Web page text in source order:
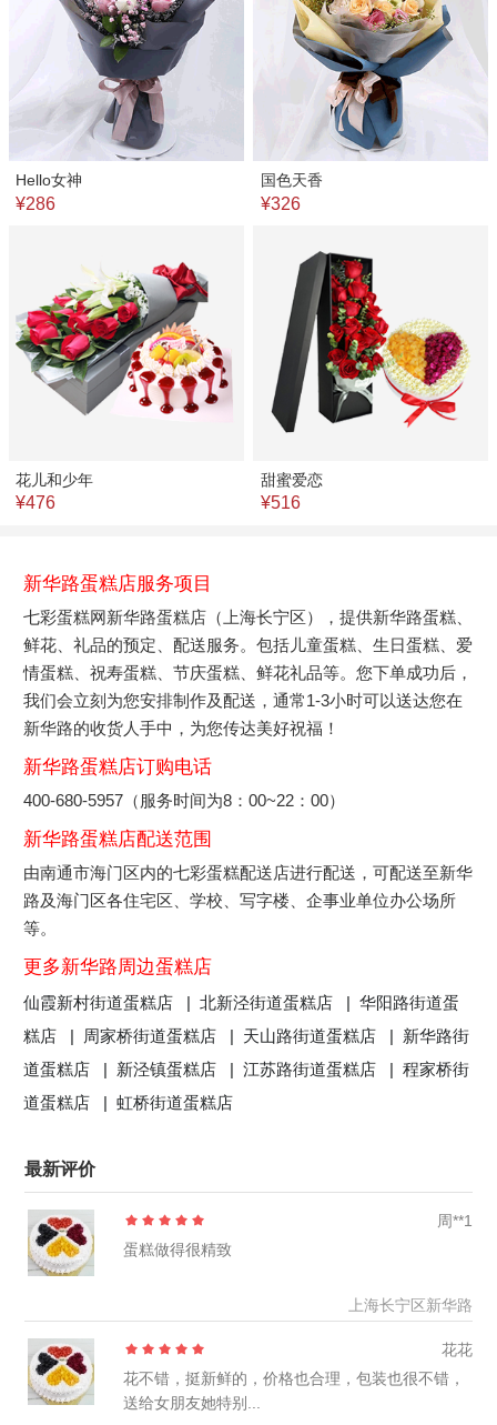
Hello女神
¥286
国色天香
¥326
花儿和少年
¥476
甜蜜爱恋
¥516
新华路蛋糕店服务项目
七彩蛋糕网新华路蛋糕店（上海长宁区），提供新华路蛋糕、
鲜花、礼品的预定、配送服务。包括儿童蛋糕、生日蛋糕、爱
情蛋糕、祝寿蛋糕、节庆蛋糕、鲜花礼品等。您下单成功后，
我们会立刻为您安排制作及配送，通常1-3小时可以送达您在
新华路的收货人手中，为您传达美好祝福！
新华路蛋糕店订购电话
400-680-5957（服务时间为8：00~22：00）
新华路蛋糕店配送范围
由南通市海门区内的七彩蛋糕配送店进行配送，可配送至新华
路及海门区各住宅区、学校、写字楼、企事业单位办公场所
等。
更多新华路周边蛋糕店
仙霞新村街道蛋糕店 |北新泾街道蛋糕店 |华阳路街道蛋
糕店 |
周家桥街道蛋糕店 | 天山路街道蛋糕店 | 新华路街
道蛋糕店 | 新泾镇蛋糕店 |江苏路街道蛋糕店 |程家桥街
道蛋糕店 |虹桥街道蛋糕店
最新评价
周**1
蛋糕做得很精致
上海长宁区新华路
花花
花不错，挺新鲜的，价格也合理，包装也很不错，
送给女朋友她特别...